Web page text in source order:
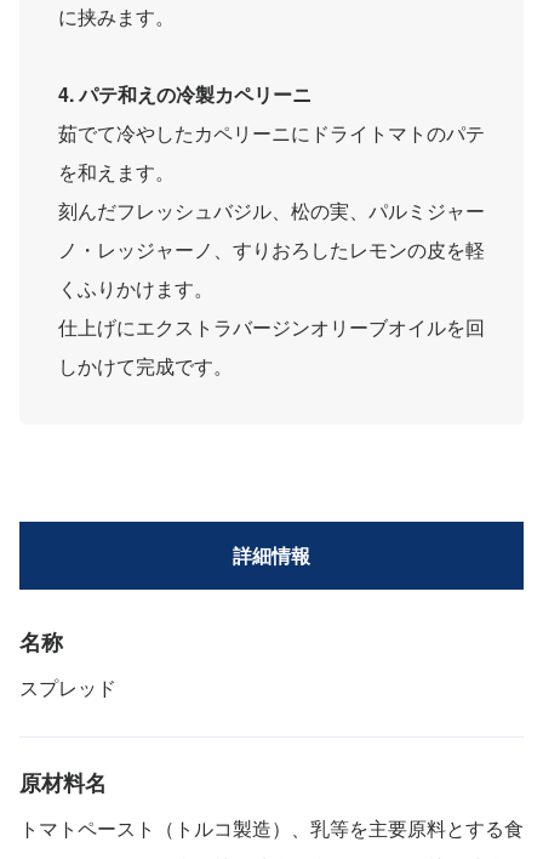
に挟みます。
4. パテ和えの冷製カペリーニ
茹でて冷やしたカペリーニにドライトマトのパテ
を和えます。
刻んだフレッシュバジル、松の実、パルミジャー
ノ・レッジャーノ、すりおろしたレモンの皮を軽
くふりかけます。
仕上げにエクストラバージンオリーブオイルを回
しかけて完成です。
詳細情報
名称
スプレッド
原材料名
トマトペースト（トルコ製造）、乳等を主要原料とする食